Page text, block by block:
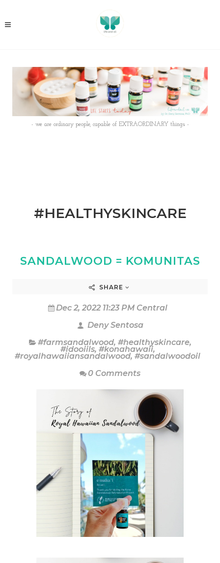
- we are ordinary people, capable of EXTRAORDINARY things -
#HEALTHYSKINCARE
SANDALWOOD = KOMUNITAS
SHARE
Dec 2, 2022 11:23 PM Central
Deny Sentosa
#farmsandalwood, #healthyskincare,
#idooiils, #konahawaii,
#royalhawaiiansandalwood, #sandalwoodoil
0 Comments